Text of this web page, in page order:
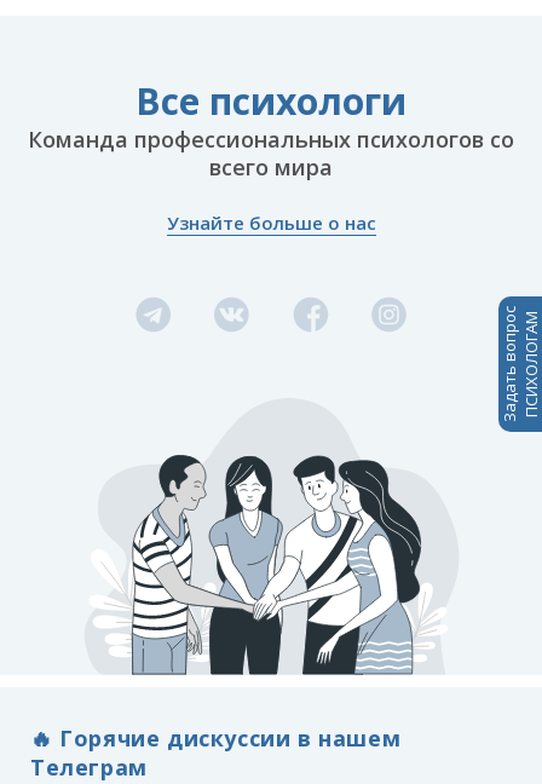
Все психологи
Команда профессиональных психологов со
всего мира
Узнайте больше о нас
🔥 Горячие дискуссии в нашем
Телеграм
Задать вопросПСИХОЛОГАМ